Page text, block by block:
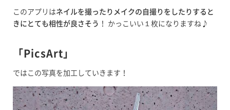
このアプリはネイルを撮ったりメイクの自撮りをしたりすると
きにとても相性が良さそう ！ かっこいい１枚になりますね♪
「PicsArt」
ではこの写真を加工していきます！